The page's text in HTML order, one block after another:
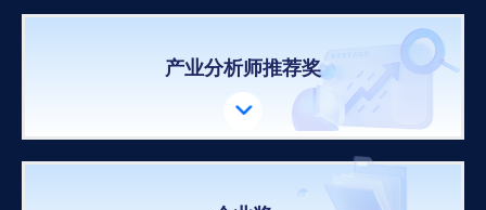
产业分析师推荐奖
